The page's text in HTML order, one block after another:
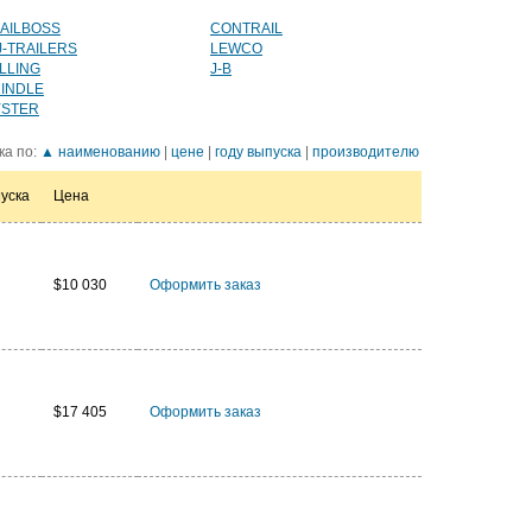
TRAILERS
CONTRAIL
LEWCO
J-B
по: ▲ наименованию |цене |году выпуска |производителю
Цена
$10 030 Оформить заказ
$17 405 Оформить заказ